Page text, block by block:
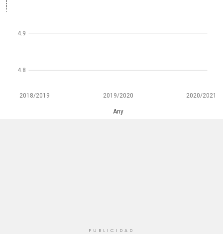
2018/2019 2019/2020 2020/2021
Any
4.8
4.9